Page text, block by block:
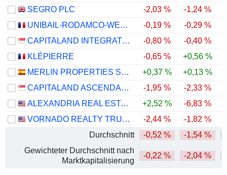
SEGRO PLC
-2,03 % -1,24 %
UNIBAIL-RODAMCO-WESTFIELD SE
-0,19 % -0,29 %
CAPITALAND INTEGRATED COMMERCIAL TRUST
-0,80 % -0,40 %
KLÉPIERRE
-0,65 % +0,56 %
MERLIN PROPERTIES SOCIMI, S.A.
+0,37 % +0,13 %
CAPITALAND ASCENDAS REIT
-1,95 % -2,33 %
ALEXANDRIA REAL ESTATE EQUITIES, INC.
+2,52 % -6,83 %
VORNADO REALTY TRUST
-2,44 % -1,82 %
Durchschnitt
-0,52 % -1,54 %
Gewichteter Durchschnitt nach
Marktkapitalisierung
-0,22 % -2,04 %